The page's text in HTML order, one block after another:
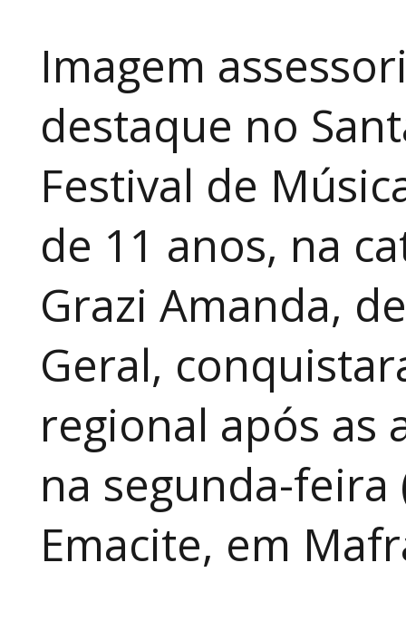
Imagem
destaque no
Festival de
de 11 anos, na
Grazi Amanda,
Geral,
regional após as
na segunda-feira
Emacite, em